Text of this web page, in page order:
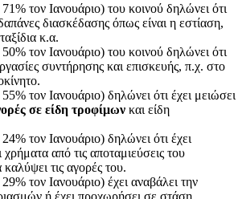
τον Ιανουάριο) του κοινού δηλώνει ότι
διασκέδασης όπως είναι η εστίαση,
κ.α.
τον Ιανουάριο) του κοινού δηλώνει ότι
συντήρησης και επισκευής, π.χ. στο
τον Ιανουάριο) δηλώνει ότι έχει μειώσει
σε είδη τροφίμων και είδη
τον Ιανουάριο) δηλώνει ότι έχει
χρήματα από τις αποταμιεύσεις του
τις αγορές του.
τον Ιανουάριο) έχει αναβάλει την
ή έχει προχωρήσει σε στάση